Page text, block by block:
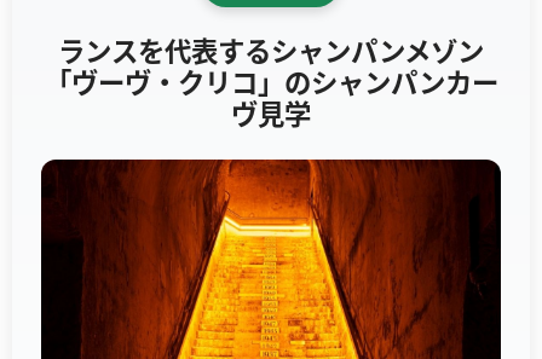
ランスを代表するシャンパンメゾン
「ヴーヴ・クリコ」のシャンパンカー
ヴ見学